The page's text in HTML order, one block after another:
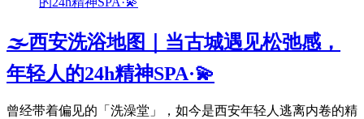
🌫️西安洗浴地图｜当古城遇见松弛感，
年轻人的24h精神SPA·💫
曾经带着偏见的「洗澡堂」，如今是西安年轻人逃离内卷的精